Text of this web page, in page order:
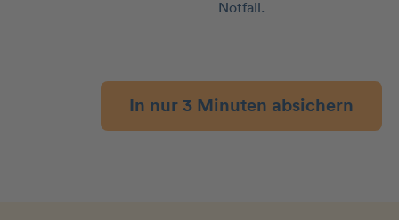
Notfall.
In nur 3 Minuten absichern